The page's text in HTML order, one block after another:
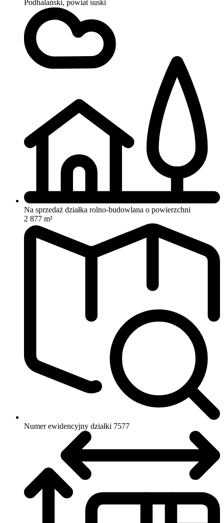
Podhalański, powiat suski
Na sprzedaż działka rolno-budowlana o powierzchni
2 877 m²
Numer ewidencyjny działki 7577